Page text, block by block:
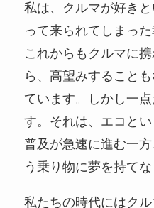
私は、クルマが好き
って来られてしまっ
これからもクルマに
ら、高望みすること
ています。しかし一
す。それは、エコと
普及が急速に進む一
う乗り物に夢を持てな
私たちの時代にはク